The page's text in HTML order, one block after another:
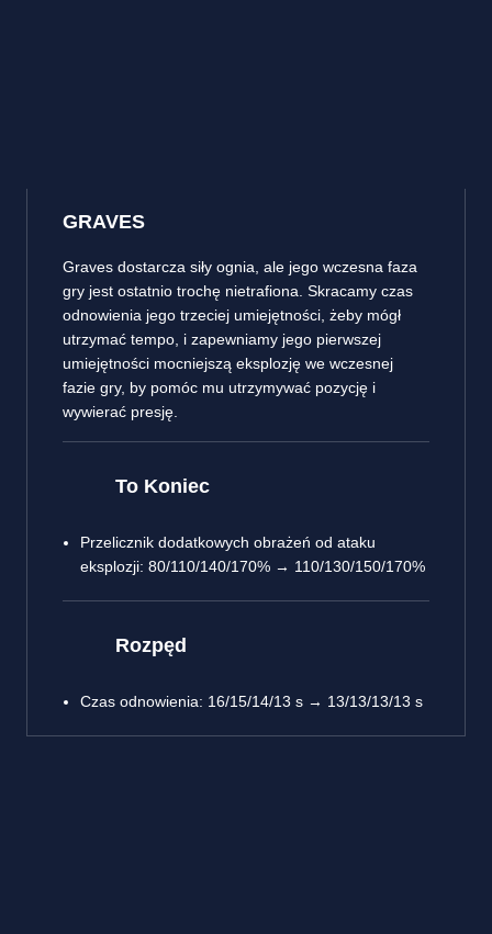
GRAVES
Graves dostarcza siły ognia, ale jego wczesna faza
gry jest ostatnio trochę nietrafiona. Skracamy czas
odnowienia jego trzeciej umiejętności, żeby mógł
utrzymać tempo, i zapewniamy jego pierwszej
umiejętności mocniejszą eksplozję we wczesnej
fazie gry, by pomóc mu utrzymywać pozycję i
wywierać presję.
To Koniec
Przelicznik dodatkowych obrażeń od ataku
eksplozji: 80/110/140/170% → 110/130/150/170%
Rozpęd
Czas odnowienia: 16/15/14/13 s → 13/13/13/13 s